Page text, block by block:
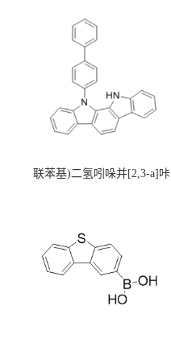
联苯基)二氢吲哚并[2,3-a]咔